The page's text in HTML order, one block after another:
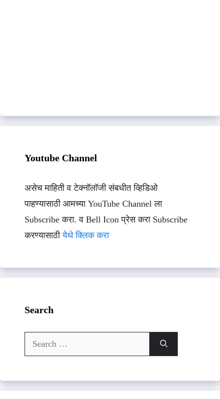
Youtube Channel
असेच माहिती व टेक्नॉलॉजी संबधीत व्हिडिओ
पाहण्यासाठी आमच्या YouTube Channel ला
Subscribe करा. व Bell Icon प्रेस करा Subscribe
करण्यासाठीयेथे क्लिक करा
Search
Search
for: